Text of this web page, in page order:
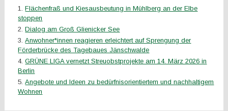
Flächenfraß und Kiesausbeutung in Mühlberg an der Elbe
stoppen
Dialog am Groß Glienicker See
Anwohner*innen reagieren erleichtert auf Sprengung der
Förderbrücke des Tagebaues Jänschwalde
GRÜNE LIGA vernetzt Streuobstprojekte am 14. März 2026 in
Berlin
Angebote und Ideen zu bedürfnisorientiertem und nachhaltigem
Wohnen